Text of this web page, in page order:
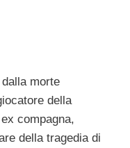
morte
della
compagna,
della tragedia di